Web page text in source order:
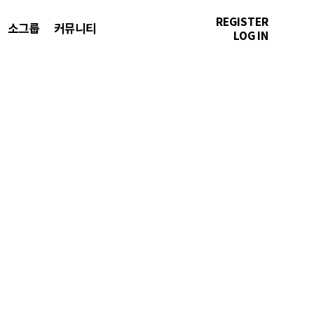
소그룹 커뮤니티
REGISTER
LOG IN